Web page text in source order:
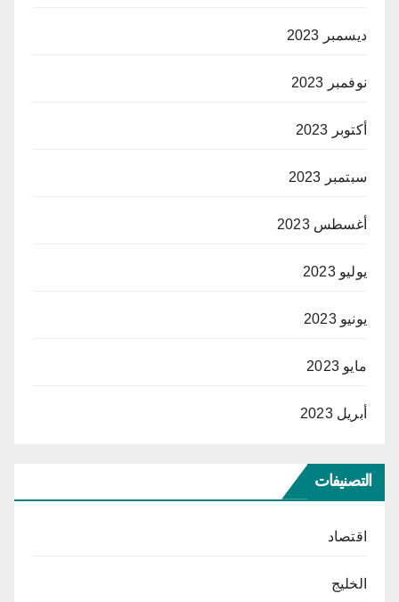
ديسمبر 2023
نوفمبر 2023
أكتوبر 2023
سبتمبر 2023
أغسطس 2023
يوليو 2023
يونيو 2023
مايو 2023
أبريل 2023
التصنيفات
اقتصاد
الخليج